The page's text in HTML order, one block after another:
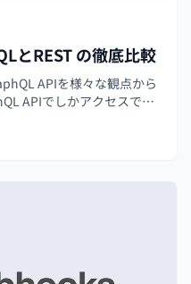
とREST の徹底比較
APIを様々な観点から
APIでしかアクセスでき
。